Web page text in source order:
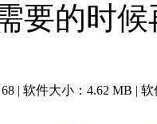
要的时
68 | 软件大小： 4.62 MB |